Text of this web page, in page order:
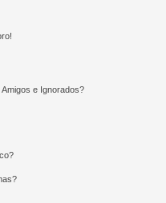
e Ignorados?